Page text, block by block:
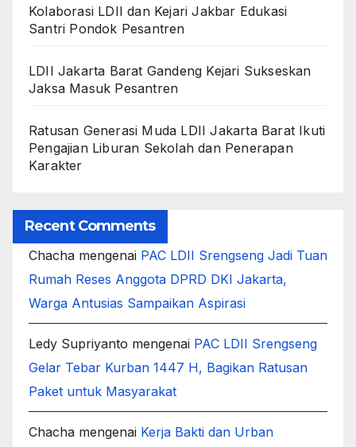
Kolaborasi LDII dan Kejari Jakbar Edukasi
Santri Pondok Pesantren
LDII Jakarta Barat Gandeng Kejari Sukseskan
Jaksa Masuk Pesantren
Ratusan Generasi Muda LDII Jakarta Barat Ikuti
Pengajian Liburan Sekolah dan Penerapan
Karakter
Recent Comments
Chacha mengenai PAC LDII Srengseng Jadi Tuan
Rumah Reses Anggota DPRD DKI Jakarta,
Warga Antusias Sampaikan Aspirasi
Ledy Supriyanto mengenai PAC LDII Srengseng
Gelar Tebar Kurban 1447 H, Bagikan Ratusan
Paket untuk Masyarakat
Chacha mengenai Kerja Bakti dan Urban